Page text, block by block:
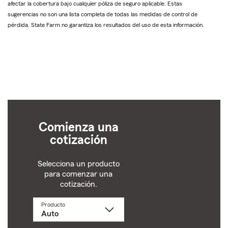
afectar la cobertura bajo cualquier póliza de seguro aplicable. Estas
sugerencias no son una lista completa de todas las medidas de control de
pérdida. State Farm no garantiza los resultados del uso de esta información.
Comienza una
cotización
Selecciona un producto
para comenzar una
cotización.
ProductoSelecciona